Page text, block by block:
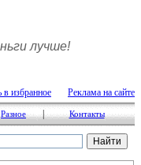
лучше!
в избранное Реклама на сайте
Разное Контакты